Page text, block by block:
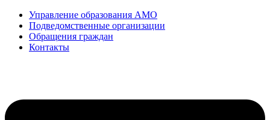
Управление образования АМО
Подведомственные организации
Обращения граждан
Контакты